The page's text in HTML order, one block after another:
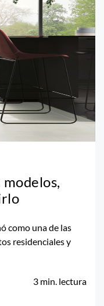
como una de las
residenciales y
3 min. lectura